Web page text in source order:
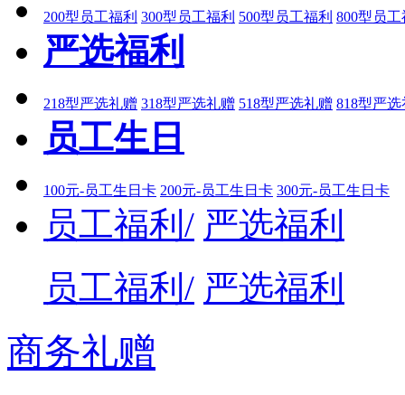
200型员工福利 300型员工福利 500型员工福利 800型员工
严选福利
218型严选礼赠 318型严选礼赠 518型严选礼赠 818型严选
员工生日
100元-员工生日卡 200元-员工生日卡 300元-员工生日卡
员工福利/ 严选福利
员工福利/ 严选福利
商务礼赠